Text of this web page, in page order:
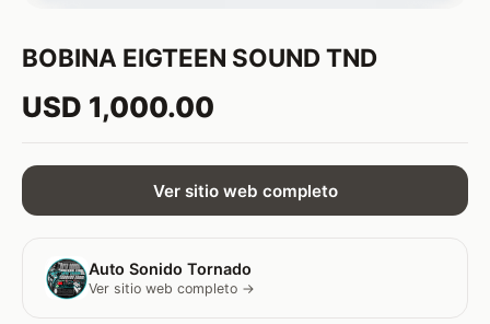
BOBINA EIGTEEN SOUND TND
USD 1,000.00
Ver sitio web completo
Auto Sonido Tornado
Ver sitio web completo →